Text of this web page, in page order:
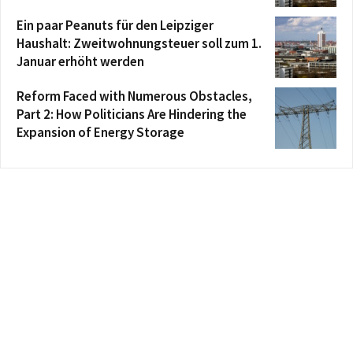
Ein paar Peanuts für den Leipziger
Haushalt: Zweitwohnungsteuer soll zum 1.
Januar erhöht werden
Reform Faced with Numerous Obstacles,
Part 2: How Politicians Are Hindering the
Expansion of Energy Storage